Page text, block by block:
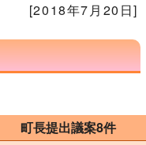
[2018年7月20日]
町長提出議案8件